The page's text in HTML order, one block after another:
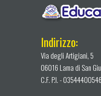
Indirizzo:
Via degli Artigiani, 5
06016 Lama di San
C.F. P.I. - 03544400546